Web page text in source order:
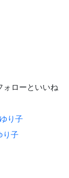
ォローといいね
り子
り子